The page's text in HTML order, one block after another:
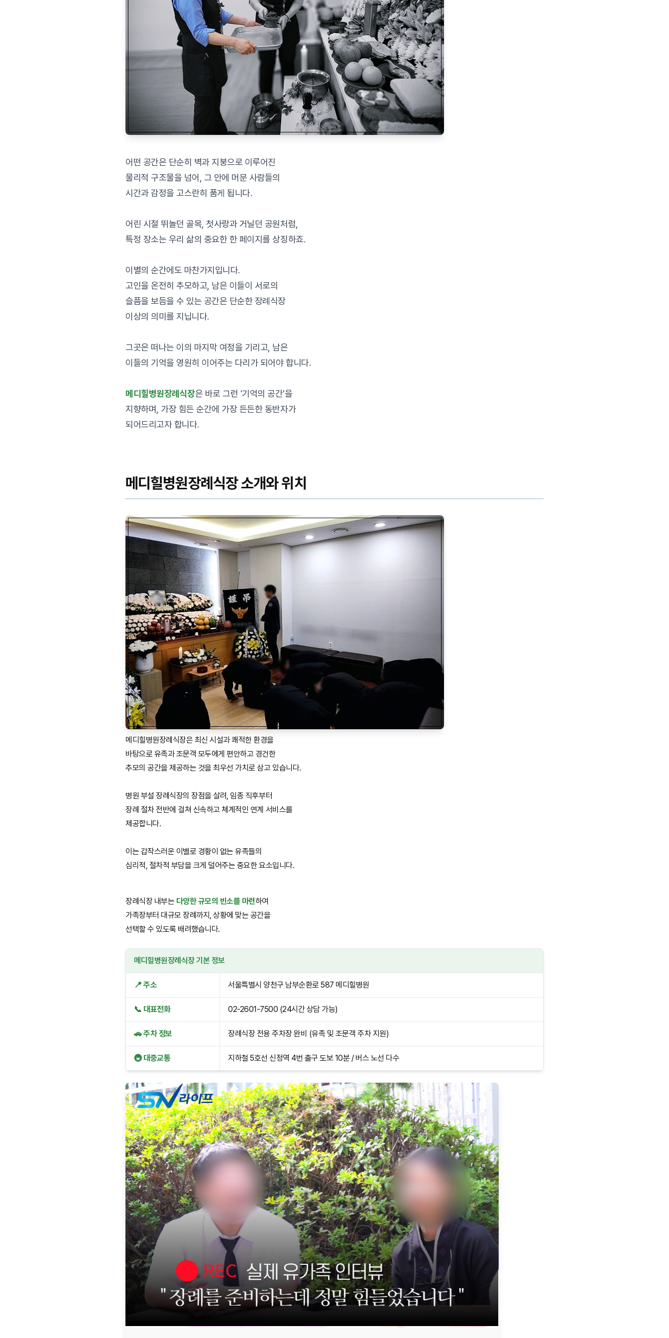
어떤 공간은 단순히 벽과 지붕으로 이루어진
물리적 구조물을 넘어, 그 안에 머문 사람들의
시간과 감정을 고스란히 품게 됩니다.
어린 시절 뛰놀던 골목, 첫사랑과 거닐던 공원처럼,
특정 장소는 우리 삶의 중요한 한 페이지를 상징하죠.
이별의 순간에도 마찬가지입니다.
고인을 온전히 추모하고, 남은 이들이 서로의
슬픔을 보듬을 수 있는 공간은 단순한 장례식장
이상의 의미를 지닙니다.
그곳은 떠나는 이의 마지막 여정을 기리고, 남은
이들의 기억을 영원히 이어주는 다리가 되어야 합니다.
메디힐병원장례식장은 바로 그런 '기억의 공간'을
지향하며, 가장 힘든 순간에 가장 든든한 동반자가
되어드리고자 합니다.
메디힐병원장례식장 소개와 위치
메디힐병원장례식장은 최신 시설과 쾌적한 환경을
바탕으로 유족과 조문객 모두에게 편안하고 경건한
추모의 공간을 제공하는 것을 최우선 가치로 삼고 있습니다.
병원 부설 장례식장의 장점을 살려, 임종 직후부터
장례 절차 전반에 걸쳐 신속하고 체계적인 연계 서비스를
제공합니다.
이는 갑작스러운 이별로 경황이 없는 유족들의
심리적, 절차적 부담을 크게 덜어주는 중요한 요소입니다.
장례식장 내부는 다양한 규모의 빈소를 마련하여
가족장부터 대규모 장례까지, 상황에 맞는 공간을
선택할 수 있도록 배려했습니다.
메디힐병원장례식장 기본 정보
📍 주소 서울특별시 양천구 남부순환로 587 메디힐병원
📞 대표전화 02-2601-7500 (24시간 상담 가능)
🚗 주차 정보 장례식장 전용 주차장 완비 (유족 및 조문객 주차 지원)
🚇 대중교통 지하철 5호선 신정역 4번 출구 도보 10분 / 버스 노선 다수